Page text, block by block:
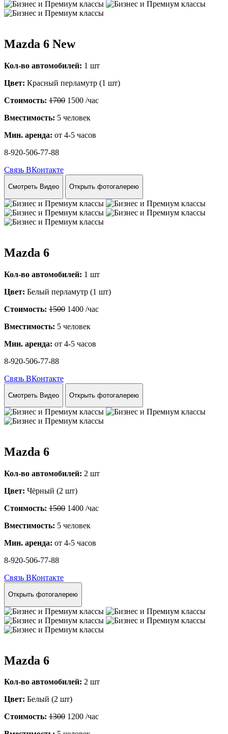
Mazda 6 New
Кол-во автомобилей: 1 шт
Цвет: Красный перламутр (1 шт)
Стоимость: 1700 1500 /час
Вместимость: 5 человек
Мин. аренда: от 4-5 часов
8-920-506-77-88
Связь ВКонтакте
Смотреть Видео Открыть фотогалерею
Mazda 6
Кол-во автомобилей: 1 шт
Цвет: Белый перламутр (1 шт)
Стоимость: 1500 1400 /час
Вместимость: 5 человек
Мин. аренда: от 4-5 часов
8-920-506-77-88
Связь ВКонтакте
Смотреть Видео Открыть фотогалерею
Mazda 6
Кол-во автомобилей: 2 шт
Цвет: Чёрный (2 шт)
Стоимость: 1500 1400 /час
Вместимость: 5 человек
Мин. аренда: от 4-5 часов
8-920-506-77-88
Связь ВКонтакте
Открыть фотогалерею
Mazda 6
Кол-во автомобилей: 2 шт
Цвет: Белый (2 шт)
Стоимость: 1300 1200 /час